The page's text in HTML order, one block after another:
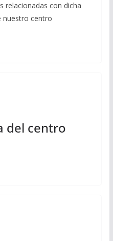
relacionadas con dicha
nuestro centro
del centro